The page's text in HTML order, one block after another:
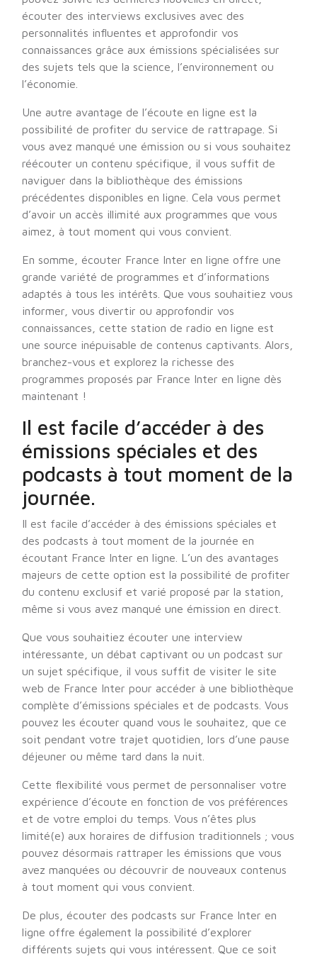
écouter des interviews exclusives avec des
personnalités influentes et approfondir vos
connaissances grâce aux émissions spécialisées sur
des sujets tels que la science, l’environnement ou
l’économie.
Une autre avantage de l’écoute en ligne est la
possibilité de profiter du service de rattrapage. Si
vous avez manqué une émission ou si vous souhaitez
réécouter un contenu spécifique, il vous suffit de
naviguer dans la bibliothèque des émissions
précédentes disponibles en ligne. Cela vous permet
d’avoir un accès illimité aux programmes que vous
aimez, à tout moment qui vous convient.
En somme, écouter France Inter en ligne offre une
grande variété de programmes et d’informations
adaptés à tous les intérêts. Que vous souhaitiez vous
informer, vous divertir ou approfondir vos
connaissances, cette station de radio en ligne est
une source inépuisable de contenus captivants. Alors,
branchez-vous et explorez la richesse des
programmes proposés par France Inter en ligne dès
maintenant !
Il est facile d’accéder à des
émissions spéciales et des
podcasts à tout moment de la
journée.
Il est facile d’accéder à des émissions spéciales et
des podcasts à tout moment de la journée en
écoutant France Inter en ligne. L’un des avantages
majeurs de cette option est la possibilité de profiter
du contenu exclusif et varié proposé par la station,
même si vous avez manqué une émission en direct.
Que vous souhaitiez écouter une interview
intéressante, un débat captivant ou un podcast sur
un sujet spécifique, il vous suffit de visiter le site
web de France Inter pour accéder à une bibliothèque
complète d’émissions spéciales et de podcasts. Vous
pouvez les écouter quand vous le souhaitez, que ce
soit pendant votre trajet quotidien, lors d’une pause
déjeuner ou même tard dans la nuit.
Cette flexibilité vous permet de personnaliser votre
expérience d’écoute en fonction de vos préférences
et de votre emploi du temps. Vous n’êtes plus
limité(e) aux horaires de diffusion traditionnels ; vous
pouvez désormais rattraper les émissions que vous
avez manquées ou découvrir de nouveaux contenus
à tout moment qui vous convient.
De plus, écouter des podcasts sur France Inter en
ligne offre également la possibilité d’explorer
différents sujets qui vous intéressent. Que ce soit